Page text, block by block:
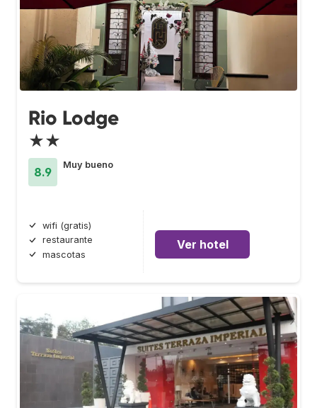
Rio Lodge
★★
8.9
Muy bueno
wifi (gratis)
restaurante
mascotas
Ver hotel